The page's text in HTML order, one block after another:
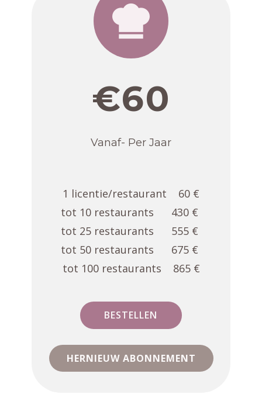
€60
Vanaf- Per Jaar
1 licentie/restaurant 60 €
tot 10 restaurants 430 €
tot 25 restaurants 555 €
tot 50 restaurants 675 €
tot 100 restaurants 865 €
BESTELLEN
HERNIEUW ABONNEMENT